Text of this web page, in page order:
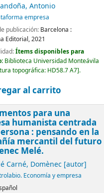
Antonio
empresa
publicación: Barcelona :
Editorial,2021
Ítems disponibles para
Biblioteca Universidad Monteávila
topográfica: HD58.7 A7 .
al carrito
para una
humanista centrada
: pensando en la
mercantil del futuro
Melé.
Carné, Domènec[autor]
Economía y empresa